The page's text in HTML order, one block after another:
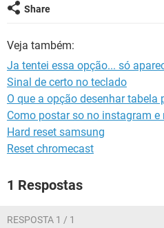
Share
Veja também:
Ja tentei essa opção... só
Sinal de certo no teclado
O que a opção desenhar tabela
Como postar so no instagram
Hard reset samsung
Reset chromecast
1 Respostas
RESPOSTA 1 / 1